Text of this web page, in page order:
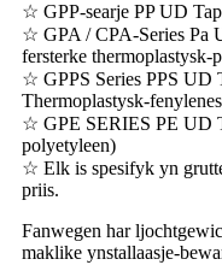
☆ GPP-searje PP UD
☆ GPA / CPA-Series Pa
fersterke thermoplastysk-
☆ GPPS Series PPS UD
Thermoplastysk-
☆ GPE SERIES PE UD
polyetyleen)
☆ Elk is spesifyk yn
priis.
Fanwegen har
maklike ynstallaasje-